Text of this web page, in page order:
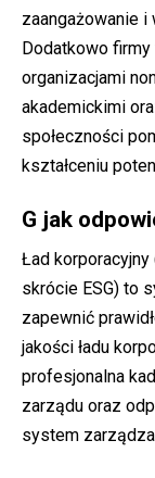
zaangażowanie
Dodatkowo
organizacjami
akademickimi
społeczności
kształceniu
G jak
Ład
skrócie ESG) to
zapewnić
jakości ładu
profesjonalna
zarządu oraz
system